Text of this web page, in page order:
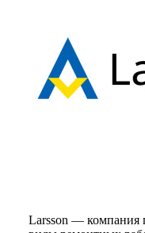
Larsson — компания по ремонту, которая выполняет все